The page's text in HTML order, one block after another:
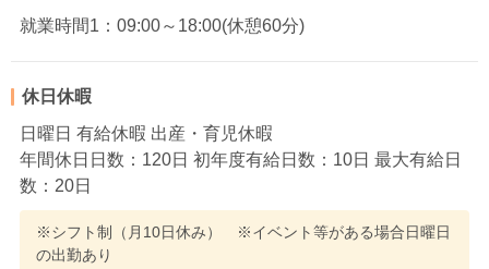
就業時間1：09:00～18:00(休憩60分)
休日休暇
日曜日 有給休暇 出産・育児休暇
年間休日日数：120日 初年度有給日数：10日 最大有給日
数：20日
※シフト制（月10日休み） ※イベント等がある場合日曜日
の出勤あり